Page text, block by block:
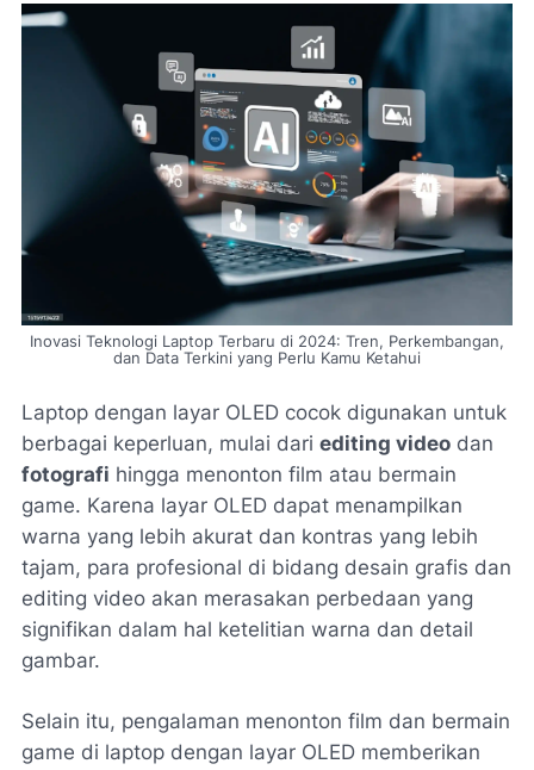
Inovasi Teknologi Laptop Terbaru di 2024: Tren, Perkembangan,
dan Data Terkini yang Perlu Kamu Ketahui
Laptop dengan layar OLED cocok digunakan untuk
berbagai keperluan, mulai dari editing video dan
fotografi hingga menonton film atau bermain
game. Karena layar OLED dapat menampilkan
warna yang lebih akurat dan kontras yang lebih
tajam, para profesional di bidang desain grafis dan
editing video akan merasakan perbedaan yang
signifikan dalam hal ketelitian warna dan detail
gambar.
Selain itu, pengalaman menonton film dan bermain
game di laptop dengan layar OLED memberikan